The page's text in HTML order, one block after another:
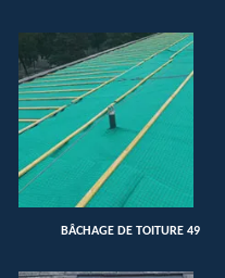
BÂCHAGE DE TOITURE 49